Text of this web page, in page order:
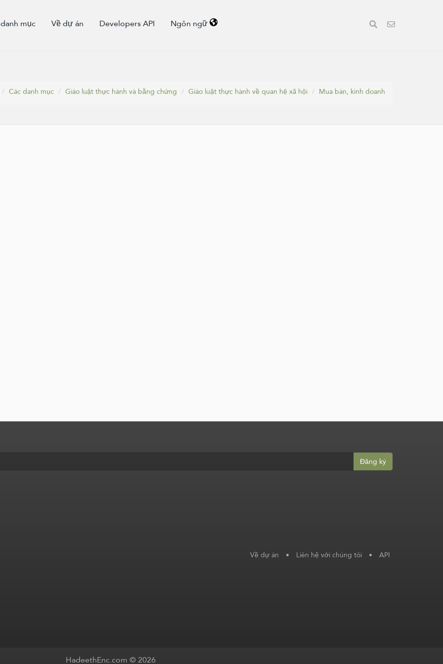
mục Về dự án Developers API Ngôn ngữ
Các danh mục Giáo luật thực hành và bằng chứng Giáo luật thực hành về quan hệ xã hội Mua bán, kinh doanh
Đăng ký
Về dự án • Liên hệ với chúng tôi • API
HadeethEnc.com © 2026